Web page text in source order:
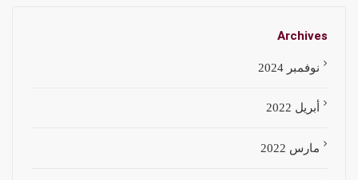
Archives
نوفمبر 2024
أبريل 2022
مارس 2022